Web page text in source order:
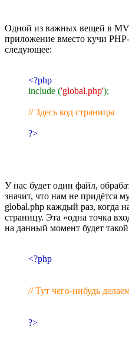
Одной из важных вещей в
приложение вместо кучи
следующее:
<?php
include ('global.php');
// Здесь код страницы
?>
У нас будет один файл,
значит, что нам не придётся
global.php каждый раз, когда
страницу. Эта «одна точка
на данный момент будет
<?php
// Тут чего-нибудь
?>